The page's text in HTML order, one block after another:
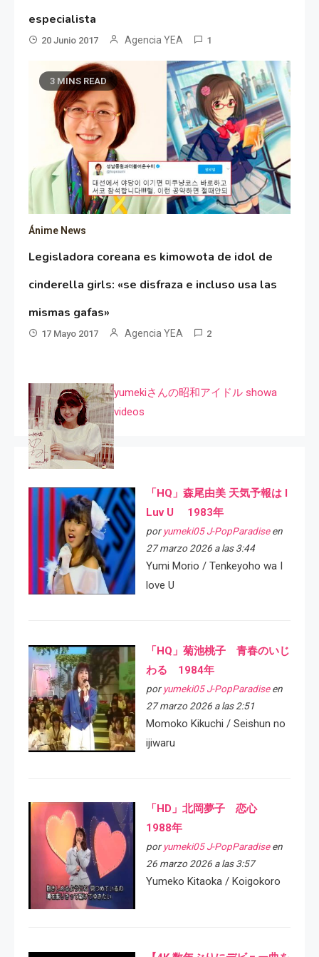
especialista
20 Junio 2017 Agencia YEA 1
3 MINS READ
Ánime News
Legisladora coreana es kimowota de idol de
cinderella girls: «se disfraza e incluso usa las
mismas gafas»
17 Mayo 2017 Agencia YEA 2
yumekiさんの昭和アイドル showa
videos
「HQ」森尾由美 天気予報は I
Luv U 1983年
por yumeki05 J-PopParadiseen
27 marzo 2026 a las 3:44
Yumi Morio / Tenkeyoho wa I
love U
「HQ」菊池桃子 青春のいじ
わる 1984年
por yumeki05 J-PopParadiseen
27 marzo 2026 a las 2:51
Momoko Kikuchi / Seishun no
ijiwaru
「HD」北岡夢子 恋心
1988年
por yumeki05 J-PopParadiseen
26 marzo 2026 a las 3:57
Yumeko Kitaoka / Koigokoro